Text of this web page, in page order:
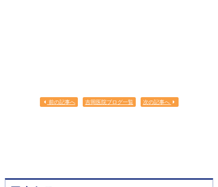
前の記事へ 吉岡医院ブログ一覧 次の記事へ